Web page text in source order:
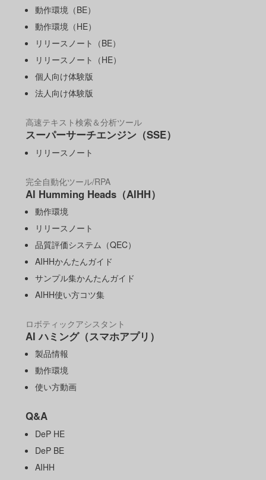
動作環境（BE）
動作環境（HE）
リリースノート（BE）
リリースノート（HE）
個人向け体験版
法人向け体験版
高速テキスト検索＆分析ツール
スーパーサーチエンジン（SSE）
リリースノート
完全自動化ツール/RPA
AI Humming Heads（AIHH）
動作環境
リリースノート
品質評価システム（QEC）
AIHHかんたんガイド
サンプル集かんたんガイド
AIHH使い方コツ集
ロボティックアシスタント
AI ハミング（スマホアプリ）
製品情報
動作環境
使い方動画
Q&A
DeP HE
DeP BE
AIHH